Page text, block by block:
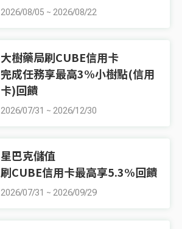
2026/08/05 ~ 2026/08/22
大樹藥局刷CUBE信用卡
完成任務享最高3%小樹點(信用
卡)回饋
2026/07/31 ~ 2026/12/30
星巴克儲值
刷CUBE信用卡最高享5.3%回饋
2026/07/31 ~ 2026/09/29